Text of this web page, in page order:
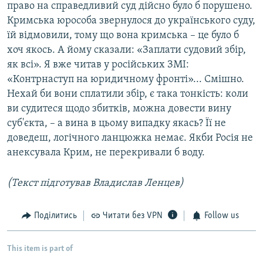
право на справедливий суд дійсно було б порушено.
Кримська юрособа звернулося до українського суду,
їй відмовили, тому що вона кримська – це було б
хоч якось. А йому сказали: «Заплати судовий збір,
як всі». Я вже читав у російських ЗМІ:
«Контрнаступ на юридичному фронті»... Смішно.
Нехай би вони сплатили збір, є така тонкість: коли
ви судитеся щодо збитків, можна довести вину
суб'єкта, – а вина в цьому випадку якась? Її не
доведеш, логічного ланцюжка немає. Якби Росія не
анексувала Крим, не перекривали б воду.
(Текст підготував Владислав Ленцев)
Поділитись Читати без VPN Follow us
This item is part of